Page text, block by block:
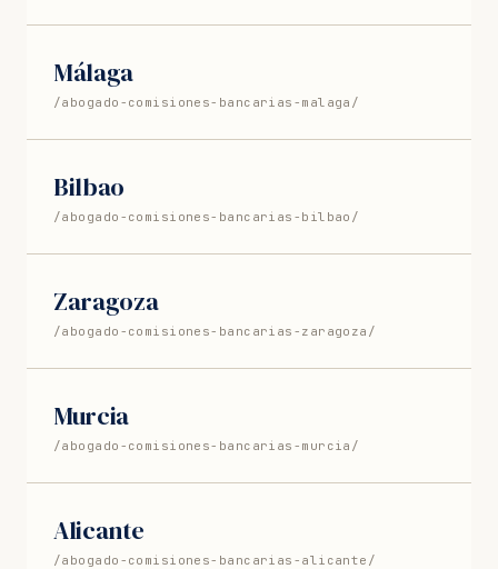
Málaga
/abogado-comisiones-bancarias-malaga/
Bilbao
/abogado-comisiones-bancarias-bilbao/
Zaragoza
/abogado-comisiones-bancarias-zaragoza/
Murcia
/abogado-comisiones-bancarias-murcia/
Alicante
/abogado-comisiones-bancarias-alicante/